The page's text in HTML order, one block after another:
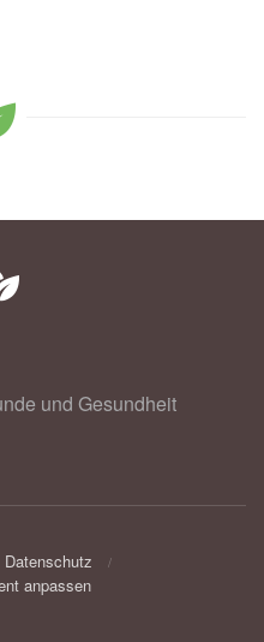
und Gesundheit
Datenschutz
anpassen